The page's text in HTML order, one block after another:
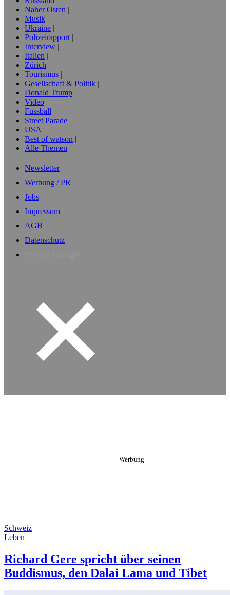
Naher Osten
Musik
Ukraine
Polizeirapport
Interview
Italien
Zürich
Tourismus
Gesellschaft & Politik
Donald Trump
Video
Fussball
Street Parade
USA
Best of watson
Alle Themen
Newsletter
Werbung / PR
Jobs
Impressum
AGB
Datenschutz
Schweiz
Leben
Richard Gere spricht über seinen
Buddismus, den Dalai Lama und Tibet